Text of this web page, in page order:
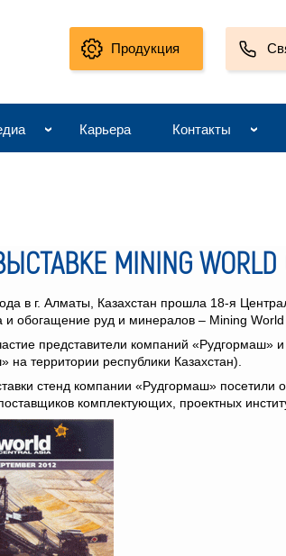
Продукция
Карьера Контакты
MINING WORLD
в г. Алматы, Казахстан прошла 18-я
и обогащение руд и минералов – Mining
представители компаний «Рудгормаш»
территории республики Казахстан).
стенд компании «Рудгормаш» посетили
комплектующих, проектных